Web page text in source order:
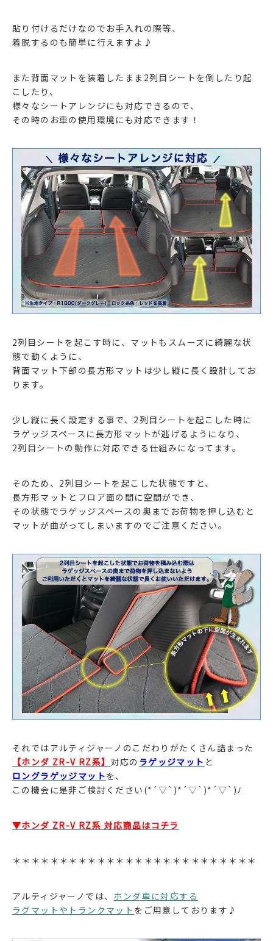
貼り付けるだけなのでお手入れの際等、
着脱するのも簡単に行えますよ♪
また背面マットを装着したまま2列目シートを倒したり起
こしたり、
様々なシートアレンジにも対応できるので、
その時のお車の使用環境にも対応できます！
2列目シートを起こす時に、マットもスムーズに綺麗な状
態で動くように、
背面マット下部の長方形マットは少し縦に長く設計してお
ります。
少し縦に長く設定する事で、2列目シートを起こした時に
ラゲッジスペースに長方形マットが逃げるようになり、
2列目シートの動作に対応できる仕組みになってます。
そのため、2列目シートを起こした状態ですと、
長方形マットとフロア面の間に空間ができ、
その状態でラゲッジスペースの奥までお荷物を押し込むと
マットが曲がってしまいますのでご注意ください。
それではアルティジャーノのこだわりがたくさん詰まった
【ホンダ ZR-V RZ系】 対応の ラゲッジマット と
ロングラゲッジマットを、
この機会に是非ご検討ください(*´▽`)*´▽`)*´▽`)ﾉ
▼ホンダ ZR-V RZ系 対応商品はコチラ
＊＊＊＊＊＊＊＊＊＊＊＊＊＊＊＊＊＊＊＊＊＊＊＊＊＊
アルティジャーノでは、 ホンダ車に対応する
ラグマットやトランクマット をご用意しております♪